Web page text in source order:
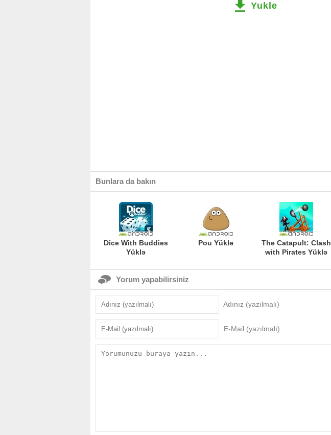
Yukle
Bunlara da bakın
Dice With Buddies
Yüklə
Pou Yüklə
The Catapult: Clash
with Pirates Yüklə
Yorum yapabilirsiniz
Adınız (yazılmalı)
E-Mail (yazılmalı)